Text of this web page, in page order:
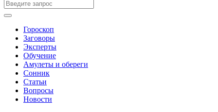
Гороскоп
Заговоры
Эксперты
Обучение
Амулеты и обереги
Сонник
Статьи
Вопросы
Новости